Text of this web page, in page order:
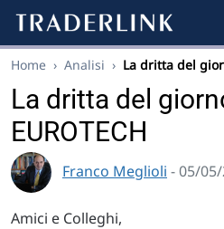
Home › Analisi › La dritta del
La dritta del
EUROTECH
Franco Meglioli - 05/
Amici e Colleghi,